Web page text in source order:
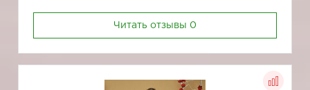
Читать отзывы 0